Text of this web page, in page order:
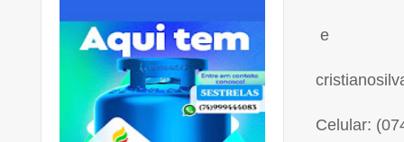
e
Celular: